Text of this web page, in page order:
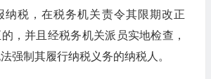
纳税，在税务机关责令其限期改正
，并且经税务机关派员实地检查，
强制其履行纳税义务的纳税人。